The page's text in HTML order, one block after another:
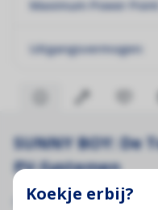
Koekje erbij?
Maximum Power
Uitgangsvermogen:
SUNNY BOY: De
PV-Systemen
De Sunny Boy is dé